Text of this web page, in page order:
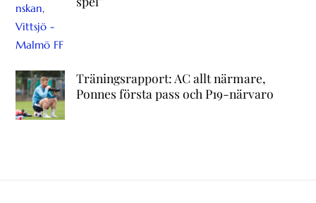
Träningsrapport: AC allt närmare,
Ponnes första pass och P19-närvaro